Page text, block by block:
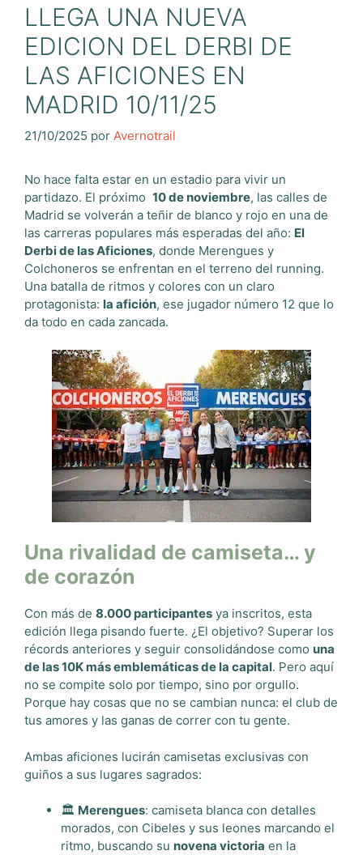
LLEGA UNA NUEVA
EDICION DEL DERBI DE
LAS AFICIONES EN
MADRID 10/11/25
21/10/2025 por Avernotrail
No hace falta estar en un estadio para vivir un
partidazo. El próximo 10 de noviembre, las calles de
Madrid se volverán a teñir de blanco y rojo en una de
las carreras populares más esperadas del año: El
Derbi de las Aficiones, donde Merengues y
Colchoneros se enfrentan en el terreno del running.
Una batalla de ritmos y colores con un claro
protagonista: la afición, ese jugador número 12 que lo
da todo en cada zancada.
Una rivalidad de camiseta… y
de corazón
Con más de 8.000 participantes ya inscritos, esta
edición llega pisando fuerte. ¿El objetivo? Superar los
récords anteriores y seguir consolidándose como una
de las 10K más emblemáticas de la capital. Pero aquí
no se compite solo por tiempo, sino por orgullo.
Porque hay cosas que no se cambian nunca: el club de
tus amores y las ganas de correr con tu gente.
Ambas aficiones lucirán camisetas exclusivas con
guiños a sus lugares sagrados:
🏛️ Merengues: camiseta blanca con detalles
morados, con Cibeles y sus leones marcando el
ritmo, buscando su novena victoria en la